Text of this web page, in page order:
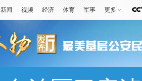
新闻 视频 经济 体育 军事 更多